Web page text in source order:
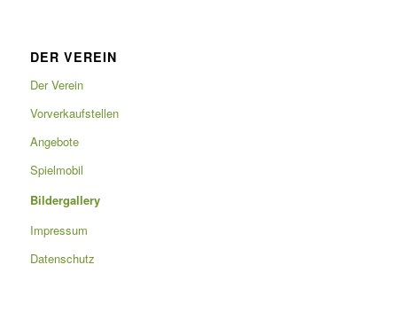
DER VEREIN
Der Verein
Vorverkaufstellen
Angebote
Spielmobil
Bildergallery
Impressum
Datenschutz